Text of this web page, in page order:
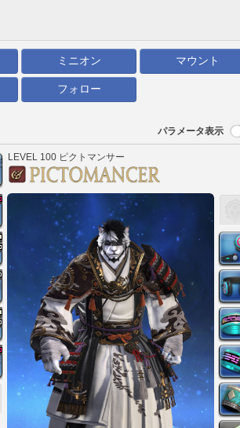
ミニオン マウント
フォロー
パラメータ表示
LEVEL 100 ピクトマンサー